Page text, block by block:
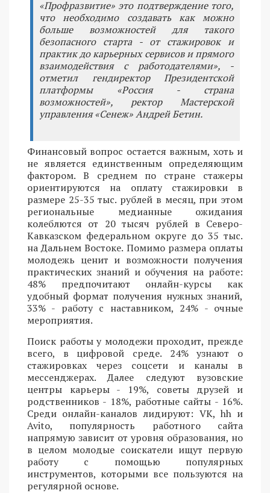
«Профразвитие» это подтверждение того,
что необходимо создавать как можно
больше возможностей для такого
безопасного старта - от стажировок и
практик до карьерных сервисов и прямого
взаимодействия с работодателями», -
отметил гендиректор Президентской
платформы «Россия - страна
возможностей», ректор Мастерской
управления «Сенеж» Андрей Бетин.
Финансовый вопрос остается важным, хоть и
не является единственным определяющим
фактором. В среднем по стране стажеры
ориентируются на оплату стажировки в
размере 25-35 тыс. рублей в месяц, при этом
региональные медианные ожидания
колеблются от 20 тысяч рублей в Северо-
Кавказском федеральном округе до 35 тыс.
на Дальнем Востоке. Помимо размера оплаты
молодежь ценит и возможности получения
практических знаний и обучения на работе:
48% предпочитают онлайн-курсы как
удобный формат получения нужных знаний,
33% - работу с наставником, 24% - очные
мероприятия.
Поиск работы у молодежи проходит, прежде
всего, в цифровой среде. 24% узнают о
стажировках через соцсети и каналы в
мессенджерах. Далее следуют вузовские
центры карьеры - 19%, советы друзей и
родственников - 18%, работные сайты - 16%.
Среди онлайн-каналов лидируют: VK, hh и
Avito, популярность работного сайта
напрямую зависит от уровня образования, но
в целом молодые соискатели ищут первую
работу с помощью популярных
инструментов, которыми все пользуются на
регулярной основе.